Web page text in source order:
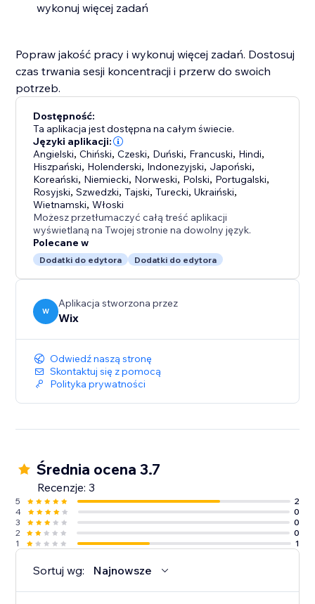
wykonuj więcej zadań
Popraw jakość pracy i wykonuj więcej zadań. Dostosuj
czas trwania sesji koncentracji i przerw do swoich
potrzeb.
Dostępność:
Ta aplikacja jest dostępna na całym świecie.
Języki aplikacji:
Angielski,Chiński,Czeski, Duński, Francuski, Hindi,
Hiszpański, Holenderski, Indonezyjski, Japoński,
Koreański, Niemiecki, Norweski, Polski, Portugalski,
Rosyjski,Szwedzki,Tajski,Turecki,Ukraiński,
Wietnamski,Włoski
Możesz przetłumaczyć całą treść aplikacji
wyświetlaną na Twojej stronie na dowolny język.
Polecane w
Dodatki do edytora Dodatki do edytora
W
Aplikacja stworzona przez
Wix
Odwiedź naszą stronę
Skontaktuj się z pomocą
Polityka prywatności
Średnia ocena 3.7
Recenzje: 3
5
2
4
0
3
0
2
0
1
1
Sortuj wg: Najnowsze